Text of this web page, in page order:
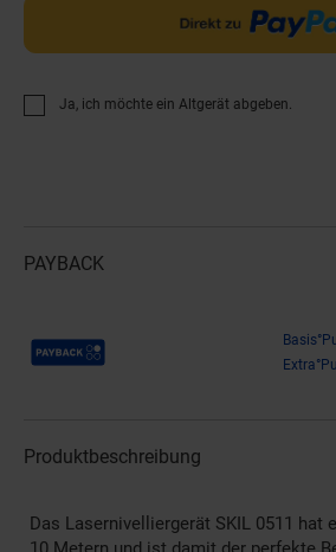
Ja, ich möchte ein Altgerät abgeben.
PAYBACK
Payback Punkte
Produktbeschreibung
Das Lasernivelliergerät SKIL 0511 hat